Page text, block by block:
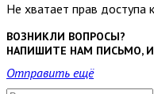
Не хватает прав доступа
ВОЗНИКЛИ ВОПРОСЫ?
НАПИШИТЕ НАМ ПИСЬМО,
Отправить ещё